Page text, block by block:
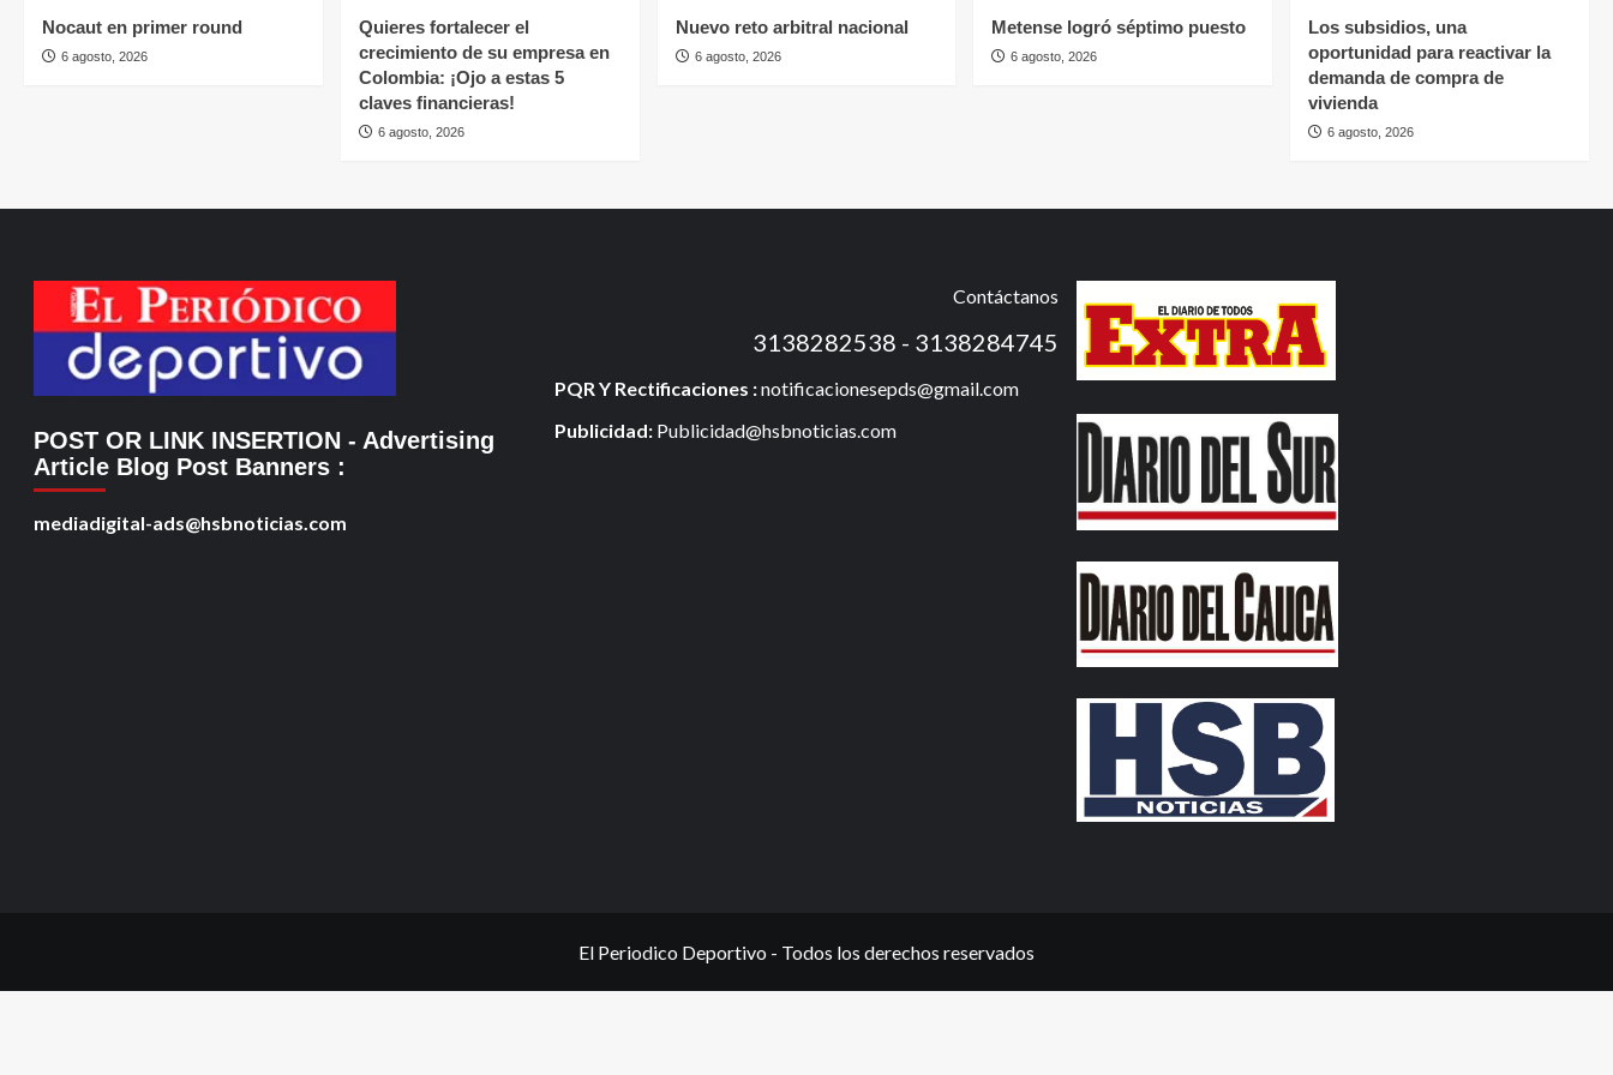
Nocaut en primer round
6 agosto, 2026
Quieres fortalecer el
crecimiento de su empresa en
Colombia: ¡Ojo a estas 5
claves financieras!
6 agosto, 2026
Nuevo reto arbitral nacional
6 agosto, 2026
Metense logró séptimo puesto
6 agosto, 2026
Los subsidios, una
oportunidad para reactivar la
demanda de compra de
vivienda
6 agosto, 2026
POST OR LINK INSERTION - Advertising
Article Blog Post Banners :
mediadigital-ads@hsbnoticias.com
Contáctanos
3138282538 - 3138284745
PQR Y Rectificaciones :notificacionesepds@gmail.com
Publicidad: Publicidad@hsbnoticias.com